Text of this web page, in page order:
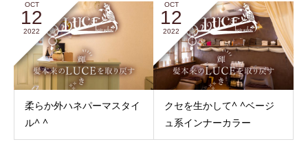
OCT
12
2022
柔らか外ハネパーマスタイ
ル^ ^
OCT
12
2022
クセを生かして^ ^ベージ
ュ系インナーカラー